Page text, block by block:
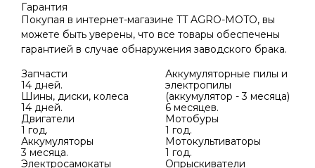
Гарантия
Покупая в интернет-магазине TT AGRO-MOTO, вы
можете быть уверены, что все товары обеспечены
гарантией в случае обнаружения заводского брака.
Запчасти
14 дней.
Шины, диски, колеса
14 дней.
Двигатели
1 год.
Аккумуляторы
3 месяца.
Электросамокаты
Аккумуляторные пилы и
электропилы
(аккумулятор - 3 месяца)
6 месяцев.
Мотобуры
1 год.
Мотокультиваторы
1 год.
Опрыскиватели